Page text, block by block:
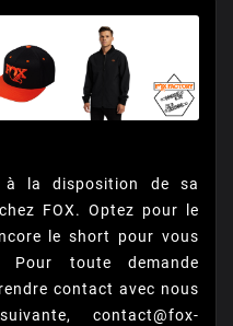
à la disposition de sa
FOX. Optez pour le
le short pour vous
toute demande
contact avec nous
contact@fox-